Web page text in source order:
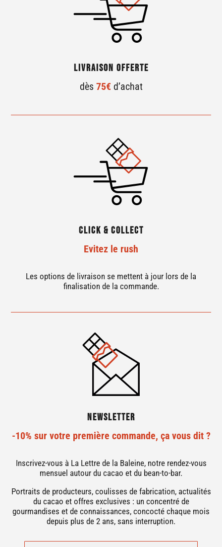
Livraison offerte
dès 75€d’achat
Click & Collect
Evitez le rush
Les options de livraison se mettent à jour lors de la
finalisation de la commande.
Newsletter
-10% sur votre première commande, ça vous dit ?
Inscrivez-vous à La Lettre de la Baleine, notre rendez-vous
mensuel autour du cacao et du bean-to-bar.
Portraits de producteurs, coulisses de fabrication, actualités
du cacao et offres exclusives : un concentré de
gourmandises et de connaissances, concocté chaque mois
depuis plus de 2 ans, sans interruption.